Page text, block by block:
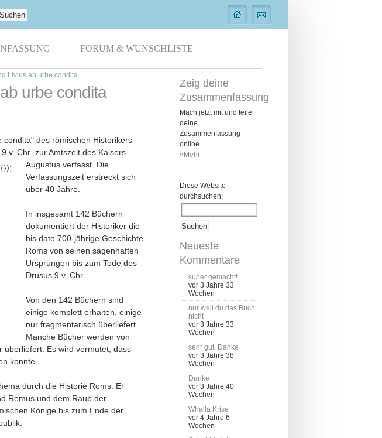
FORUM & WUNSCHLISTE
Livius ab urbe condita
urbe condita
des römischen Historikers
v. Chr. zur Amtszeit des Kaisers
Augustus verfasst. Die
Verfassungszeit erstreckt sich
über 40 Jahre.
In insgesamt 142 Büchern
dokumentiert der Historiker die
bis dato 700-jährige Geschichte
Roms von seinen sagenhaften
Ursprüngen bis zum Tode des
Drusus 9 v. Chr.
Von den 142 Büchern sind
einige komplett erhalten, einige
nur fragmentarisch überliefert.
Manche Bücher werden von
überliefert. Es wird vermutet, dass
konnte.
durch die Historie Roms. Er
Remus und dem Raub der
Könige bis zum Ende der
Zeig deine
Zusammenfassung
Mach jetzt mit und teile
deine
Zusammenfassung
online.
»Mehr
Diese Website
durchsuchen:
Neueste
Kommentare
super gemacht!
vor 3 Jahre 33
Wochen
nur weil du das Buch
nicht
vor 3 Jahre 33
Wochen
sehr gut. Danke
vor 3 Jahre 38
Wochen
Danke
vor 3 Jahre 40
Wochen
Whalla Krise
vor 4 Jahre 6
Wochen